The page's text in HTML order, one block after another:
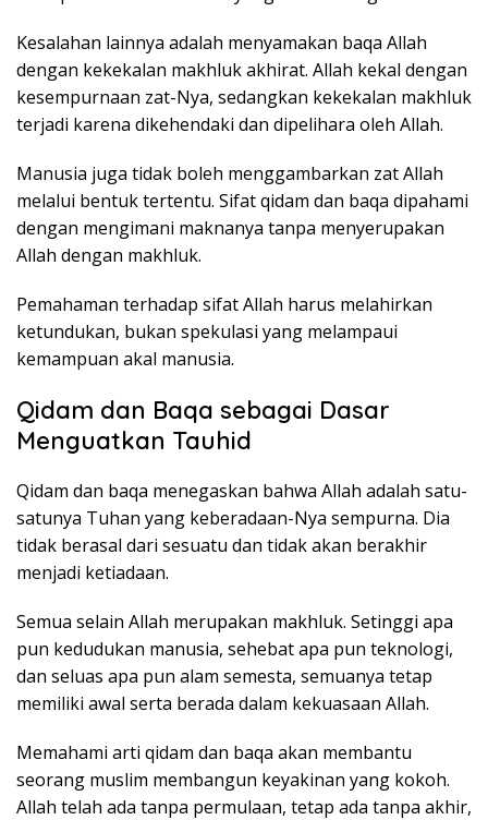
Kesalahan lainnya adalah menyamakan baqa Allah
dengan kekekalan makhluk akhirat. Allah kekal dengan
kesempurnaan zat-Nya, sedangkan kekekalan makhluk
terjadi karena dikehendaki dan dipelihara oleh Allah.
Manusia juga tidak boleh menggambarkan zat Allah
melalui bentuk tertentu. Sifat qidam dan baqa dipahami
dengan mengimani maknanya tanpa menyerupakan
Allah dengan makhluk.
Pemahaman terhadap sifat Allah harus melahirkan
ketundukan, bukan spekulasi yang melampaui
kemampuan akal manusia.
Qidam dan Baqa sebagai Dasar
Menguatkan Tauhid
Qidam dan baqa menegaskan bahwa Allah adalah satu-
satunya Tuhan yang keberadaan-Nya sempurna. Dia
tidak berasal dari sesuatu dan tidak akan berakhir
menjadi ketiadaan.
Semua selain Allah merupakan makhluk. Setinggi apa
pun kedudukan manusia, sehebat apa pun teknologi,
dan seluas apa pun alam semesta, semuanya tetap
memiliki awal serta berada dalam kekuasaan Allah.
Memahami arti qidam dan baqa akan membantu
seorang muslim membangun keyakinan yang kokoh.
Allah telah ada tanpa permulaan, tetap ada tanpa akhir,